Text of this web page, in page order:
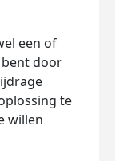
een of
door
te
willen